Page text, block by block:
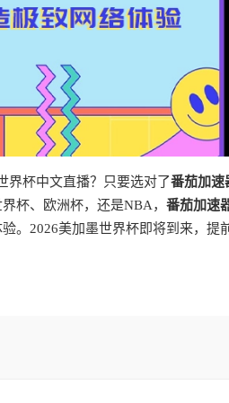
杯中文直播？只要选对了番茄加速
杯、欧洲杯，还是NBA， 番茄加速
。2026美加墨世界杯即将到来，提